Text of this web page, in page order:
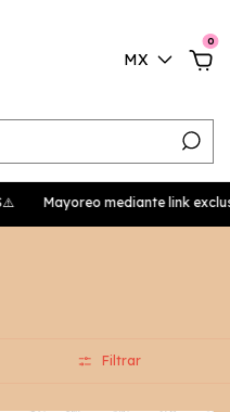
MX
0
Mayoreo mediante link
Filtrar